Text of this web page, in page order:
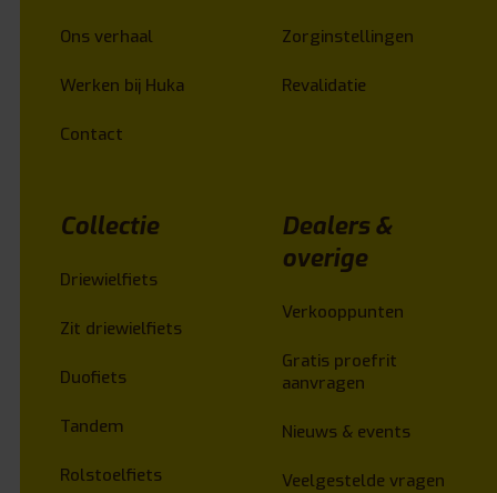
Ons verhaal
Werken bij Huka
Contact
Zorginstellingen
Revalidatie
Collectie
Driewielfiets
Zit driewielfiets
Duofiets
Tandem
Rolstoelfiets
Dealers &
overige
Verkooppunten
Gratis proefrit
aanvragen
Nieuws & events
Veelgestelde vragen